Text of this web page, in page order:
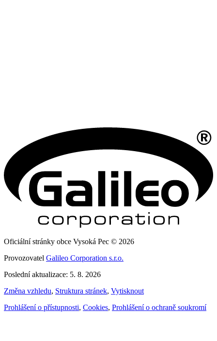
Oficiální stránky obce Vysoká Pec © 2026
Provozovatel Galileo Corporation s.r.o.
Poslední aktualizace: 5. 8. 2026
Změna vzhledu, Struktura stránek, Vytisknout
Prohlášení o přístupnosti, Cookies, Prohlášení o ochraně soukromí